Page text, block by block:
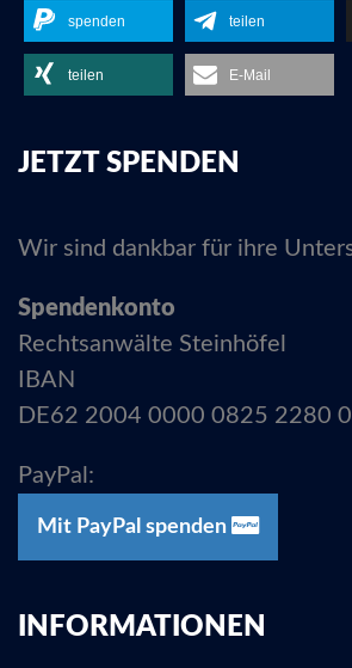
spenden teilen
teilen E-Mail
JETZT SPENDEN
Wir sind dankbar für ihre
Spendenkonto
Rechtsanwälte Steinhöfel
IBAN
DE62 2004 0000 0825 2280
PayPal:
Mit PayPal spenden
INFORMATIONEN